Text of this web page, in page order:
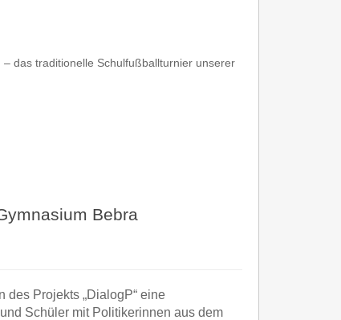
das traditionelle Schulfußballturnier unserer
Bebra
des Projekts „DialogP“ eine
Schüler mit Politikerinnen aus dem